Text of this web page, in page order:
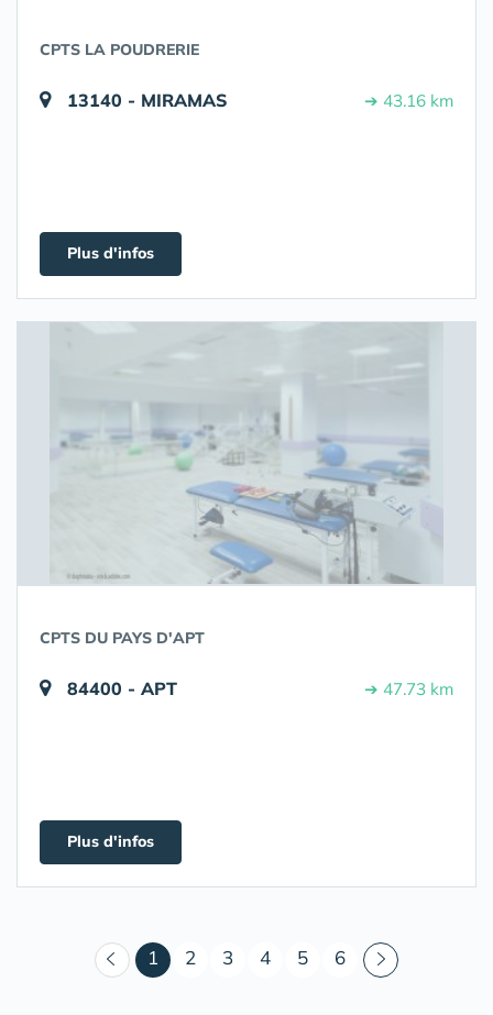
CPTS LA POUDRERIE
13140 - MIRAMAS ➔ 43.16 km
Plus d'infos
CPTS DU PAYS D'APT
84400 - APT ➔ 47.73 km
Plus d'infos
1 (courant)
2 3 4 5 6